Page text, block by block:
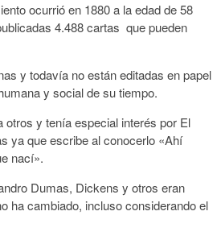
ocurrió en 1880 a la edad de 58
4.488 cartas que pueden
y todavía no están editadas en papel
y social de su tiempo.
otros y tenía especial interés por El
ya que escribe al conocerlo «Ahí
nací».
Dumas, Dickens y otros eran
ha cambiado, incluso considerando el